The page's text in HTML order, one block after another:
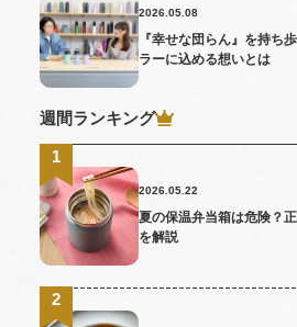
2026.05.08
『幸せな団らん』を持ち
ラーに込める想いとは
週間ランキング
2026.05.22
夏の保温弁当箱は危険？
を解説